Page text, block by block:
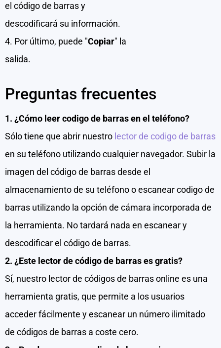
el código de barras y
descodificará su información.
4. Por último, puede "Copiar" la
salida.
Preguntas frecuentes
1. ¿Cómo leer codigo de barras en el teléfono?
Sólo tiene que abrir nuestro lector de codigo de barras
en su teléfono utilizando cualquier navegador. Subir la
imagen del código de barras desde el
almacenamiento de su teléfono o escanear codigo de
barras utilizando la opción de cámara incorporada de
la herramienta. No tardará nada en escanear y
descodificar el código de barras.
2. ¿Este lector de código de barras es gratis?
Sí, nuestro lector de códigos de barras online es una
herramienta gratis, que permite a los usuarios
acceder fácilmente y escanear un número ilimitado
de códigos de barras a coste cero.